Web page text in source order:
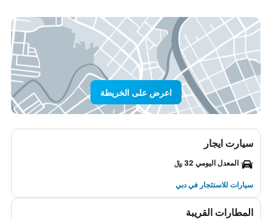
اعرض على الخريطة
سيارت ايجار
المعدل اليومي 32 ﷼
سيارات للاستئجار في دبي
المطارات القريبة